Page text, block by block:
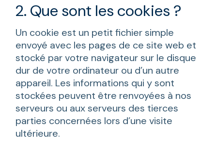
2. Que sont les cookies ?
Un cookie est un petit fichier simple
envoyé avec les pages de ce site web et
stocké par votre navigateur sur le disque
dur de votre ordinateur ou d’un autre
appareil. Les informations qui y sont
stockées peuvent être renvoyées à nos
serveurs ou aux serveurs des tierces
parties concernées lors d’une visite
ultérieure.